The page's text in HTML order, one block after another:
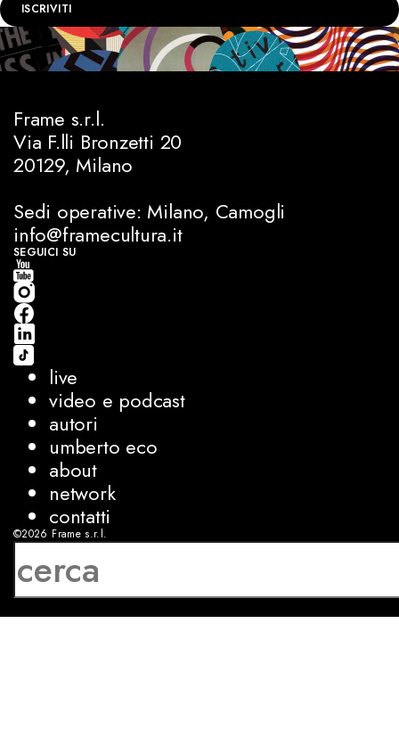
ISCRIVITI
Frame s.r.l.
Via F.lli Bronzetti 20
20129, Milano
Sedi operative: Milano, Camogli
info@framecultura.it
SEGUICI SU
live
video e podcast
autori
umberto eco
about
network
contatti
©2026 Frame s.r.l.
P.IVA 08927250962
sviluppo:Luca Bunino